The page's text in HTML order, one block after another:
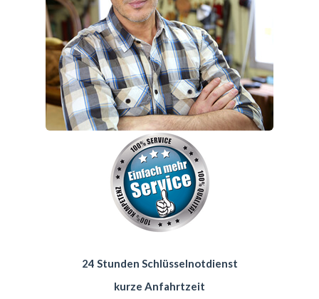
24 Stunden Schlüsselnotdienst
kurze Anfahrtzeit